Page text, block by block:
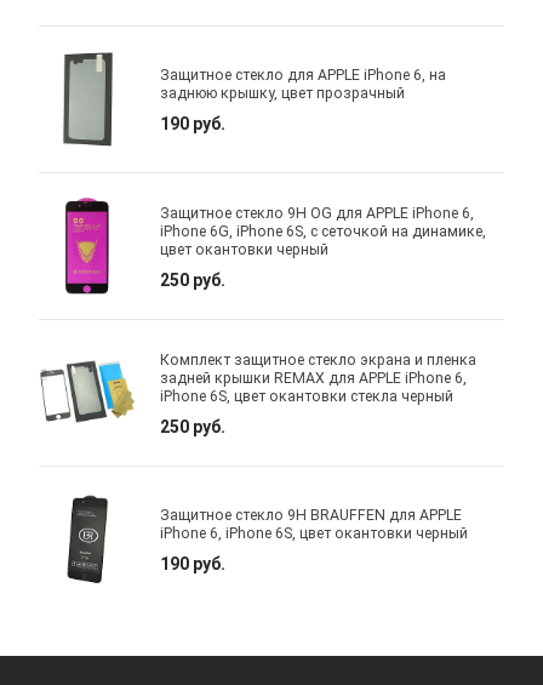
Защитное стекло для APPLE iPhone 6, на
заднюю крышку, цвет прозрачный
190 руб.
Защитное стекло 9H OG для APPLE iPhone 6,
iPhone 6G, iPhone 6S, с сеточкой на динамике,
цвет окантовки черный
250 руб.
Комплект защитное стекло экрана и пленка
задней крышки REMAX для APPLE iPhone 6,
iPhone 6S, цвет окантовки стекла черный
250 руб.
Защитное стекло 9H BRAUFFEN для APPLE
iPhone 6, iPhone 6S, цвет окантовки черный
190 руб.